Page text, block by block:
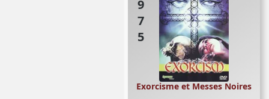
Exorcisme et Messes Noires